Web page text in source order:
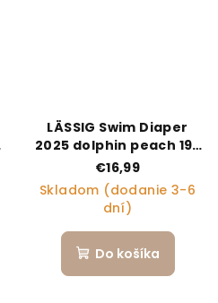
LÄSSIG Swim Diaper
2025 dolphin peach 19-
24 mo.
€16,99
Skladom (dodanie 3-6
dní)
Do košíka